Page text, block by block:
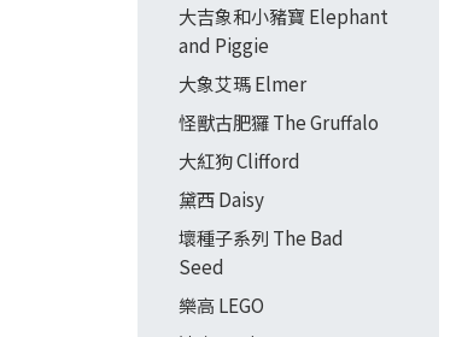
大吉象和小豬寶 Elephant
and Piggie
大象艾瑪 Elmer
怪獸古肥玀 The Gruffalo
大紅狗 Clifford
黛西 Daisy
壞種子系列 The Bad
Seed
樂高 LEGO